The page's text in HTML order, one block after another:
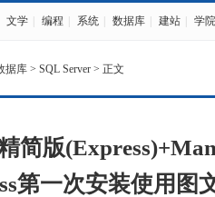
文学 编程 系统 数据库 建站 学院
据库 > SQL Server > 正文
简版
第一次安装使用图